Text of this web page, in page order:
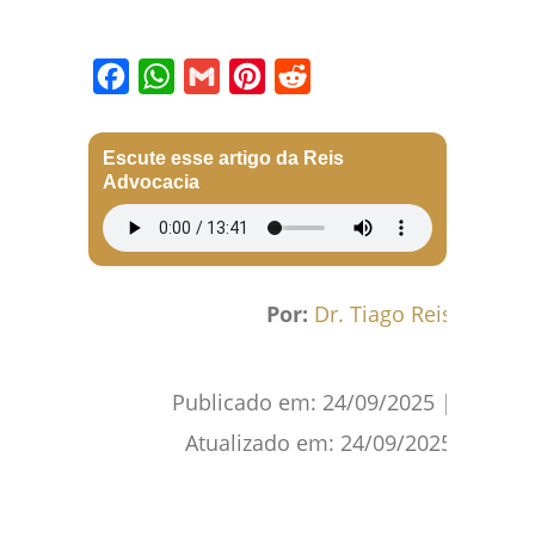
Escute esse artigo da Reis
Advocacia
Por: Dr. Tiago Reis
Publicado em: 24/09/2025 |
Atualizado em: 24/09/2025